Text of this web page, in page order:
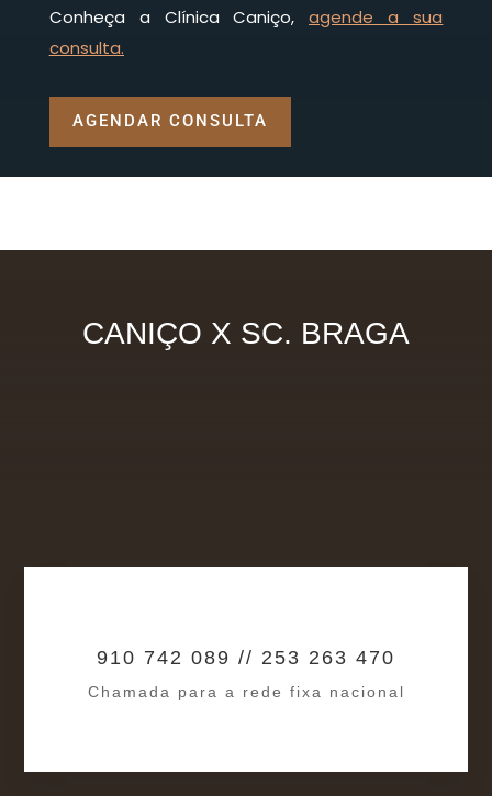
Conheça a Clínica Caniço,agende a sua
consulta.
AGENDAR CONSULTA
CANIÇO X SC. BRAGA
910 742 089 // 253 263 470
Chamada para a rede fixa nacional